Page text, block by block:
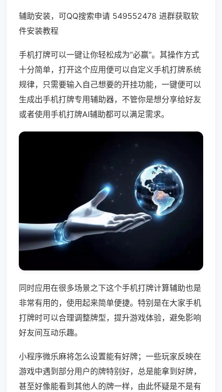
辅助安装，可QQ搜索申请 549552478 进群获取软
件安装教程
手机打牌可以一键让你轻松成为“必赢”。其操作方式
十分简单，打开这个应用便可以自定义手机打牌系统
规律，只需要输入自己想要的开挂功能，一键便可以
生成出手机打牌专用辅助器，不管你是想分享给好友
或者使用手机打牌AI辅助都可以满足需求。
同时应用在很多场景之下这个手机打牌计算辅助也是
非常有用的，使用起来简单便捷。特别是在大家手机
打牌时可以合理调整牌型，提升游戏体验，避免影响
好友间互动乐趣。
小程序微乐麻将怎么设置能有好牌；一些玩家反映在
游戏中遇到部分用户的牌特别好，总是能拿到好牌，
甚至好像能看到其他人的牌一样，由此怀疑是不是有